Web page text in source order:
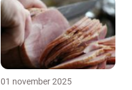
01 november 2025